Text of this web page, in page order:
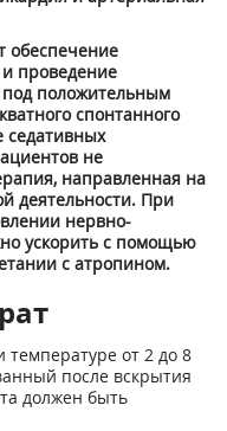
обеспечение
проведение
под положительным
спонтанного
не
направленная на
деятельности. При
нервно-
ускорить с помощью
с атропином.
от 2 до 8
после вскрытия
должен быть